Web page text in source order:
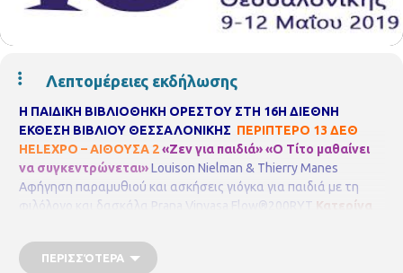
Λεπτομέρειες εκδήλωσης
Η ΠΑΙΔΙΚΗ ΒΙΒΛΙΟΘΗΚΗ ΟΡΕΣΤΟΥ ΣΤΗ 16Η ΔΙΕΘΝΗ
ΕΚΘΕΣΗ ΒΙΒΛΙΟΥ ΘΕΣΣΑΛΟΝΙΚΗΣ ΠΕΡΙΠΤΕΡΟ 13 ΔΕΘ
HELEXPO – ΑΙΘΟΥΣΑ 2«Ζεν για παιδιά» «Ο Τίτο μαθαίνει
να συγκεντρώνεται»Louison Nielman & Thierry Manes
Αφήγηση παραμυθιού και ασκήσεις γιόγκα για παιδιά με τη
φιλόλογο και δασκάλα Prana Vinyasa Flow®200RYT Κατερίνα
Τίτο και των συμμαθητών του και να ταξιδέψουμε σε ένα
πανέμορφο καταπράσινο δάσος όπου κατοικούν τα πιο
ΠΕΡΙΣΣΌΤΕΡΑ